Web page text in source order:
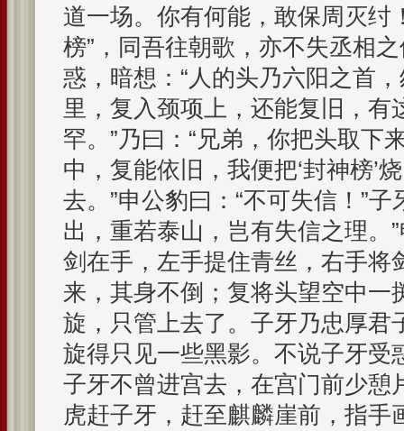
道一场。你有何能，敢保周灭纣
榜”，同吾往朝歌，亦不失丞相
惑，暗想：“人的头乃六阳之首
里，复入颈项上，还能复旧，有
罕。”乃曰：“兄弟，你把头取下
中，复能依旧，我便把‘封神榜’
去。”申公豹曰：“不可失信！”
出，重若泰山，岂有失信之理。
剑在手，左手提住青丝，右手将
来，其身不倒；复将头望空中一
旋，只管上去了。子牙乃忠厚君
旋得只见一些黑影。不说子牙受
子牙不曾进宫去，在宫门前少憩
虎赶子牙，赶至麒麟崖前，指手